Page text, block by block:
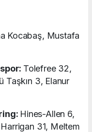
Kocabaş, Mustafa
Tolefree 32,
Taşkın 3, Elanur
Hines-Allen 6,
31, Meltem